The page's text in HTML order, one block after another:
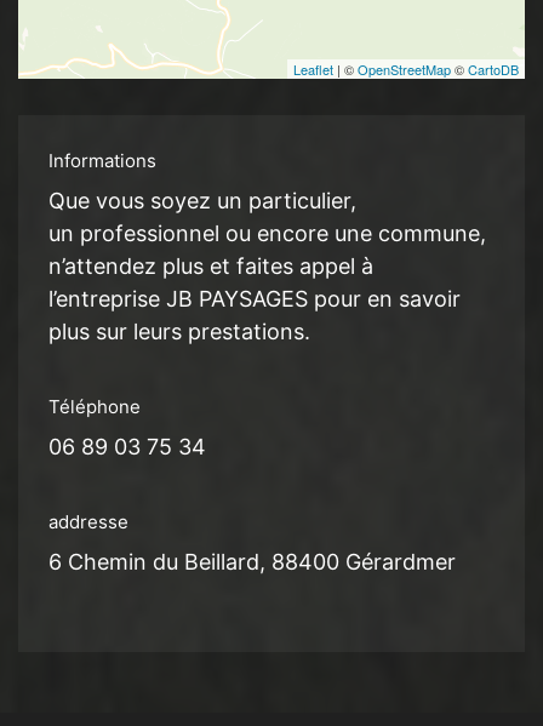
Leaflet | ©OpenStreetMap©CartoDB
Informations
Que vous soyez un particulier,
un professionnel ou encore une commune,
n’attendez plus et faites appel à
l’entreprise JB PAYSAGES pour en savoir
plus sur leurs prestations.
Téléphone
06 89 03 75 34
addresse
6 Chemin du Beillard, 88400 Gérardmer